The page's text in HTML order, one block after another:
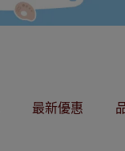
最新優惠